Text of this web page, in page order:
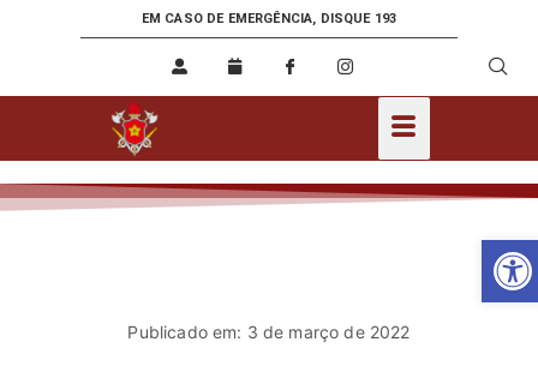
EM CASO DE EMERGÊNCIA, DISQUE 193
Publicado em: 3 de março de 2022